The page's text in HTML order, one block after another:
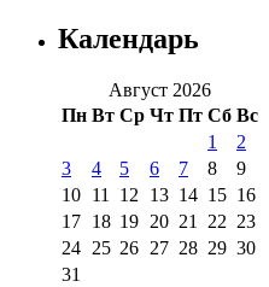
Календарь
Август 2026
Пн Вт Ср Чт Пт Сб Вс
1
2
3
4 5 6 7 8
9
10 11 12 13 14 15 16
17 18 19 20 21 22 23
24 25 26 27 28 29 30
31